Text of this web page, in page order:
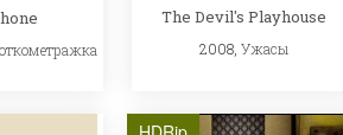
The Devil's Playhouse
2008, Ужасы